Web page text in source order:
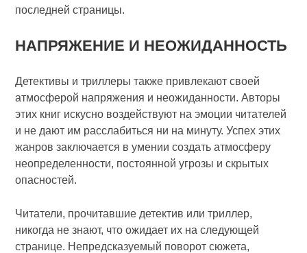
последней страницы.
НАПРЯЖЕНИЕ И НЕОЖИДАННОСТЬ
Детективы и триллеры также привлекают своей
атмосферой напряжения и неожиданности. Авторы
этих книг искусно воздействуют на эмоции читателей
и не дают им расслабиться ни на минуту. Успех этих
жанров заключается в умении создать атмосферу
неопределенности, постоянной угрозы и скрытых
опасностей.
Читатели, прочитавшие детектив или триллер,
никогда не знают, что ожидает их на следующей
странице. Непредсказуемый поворот сюжета,